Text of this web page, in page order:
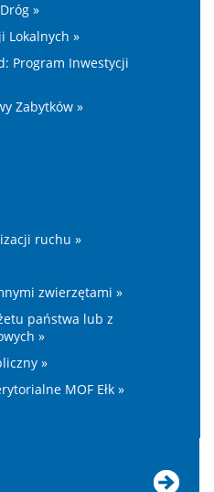
»
Lokalnych »
Program Inwestycji
Zabytków »
ruchu »
zwierzętami »
państwa lub z
»
»
MOF Ełk »